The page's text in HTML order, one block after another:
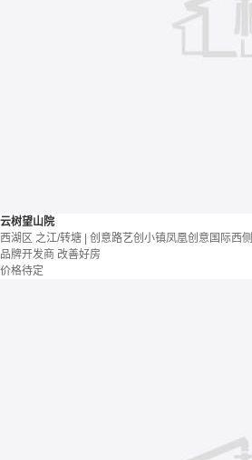
云树望山院
西湖区 之江/转塘 | 创意路艺创小镇凤凰创意国际西侧
品牌开发商 改善好房
价格待定